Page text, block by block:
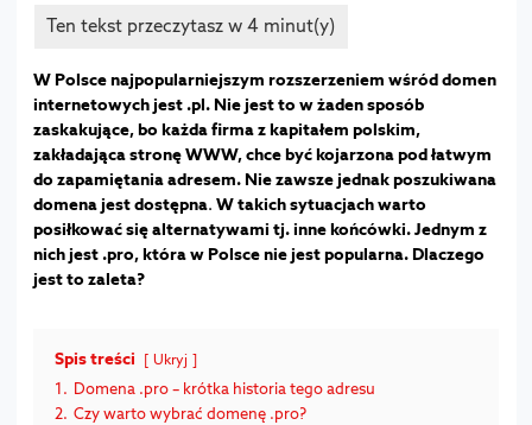
W Polsce najpopularniejszym rozszerzeniem wśród domen
internetowych jest .pl. Nie jest to w żaden sposób
zaskakujące, bo każda firma z kapitałem polskim,
zakładająca stronę WWW, chce być kojarzona pod łatwym
do zapamiętania adresem. Nie zawsze jednak poszukiwana
domena jest dostępna. W takich sytuacjach warto
posiłkować się alternatywami tj. inne końcówki. Jednym z
nich jest .pro, która w Polsce nie jest popularna. Dlaczego
jest to zaleta?
Spis treści Ukryj
1. Domena .pro – krótka historia tego adresu
2. Czy warto wybrać domenę .pro?